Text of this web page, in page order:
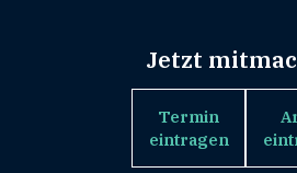
Jetzt
Termin
eintragen